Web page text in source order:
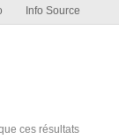
Info Source
ces résultats